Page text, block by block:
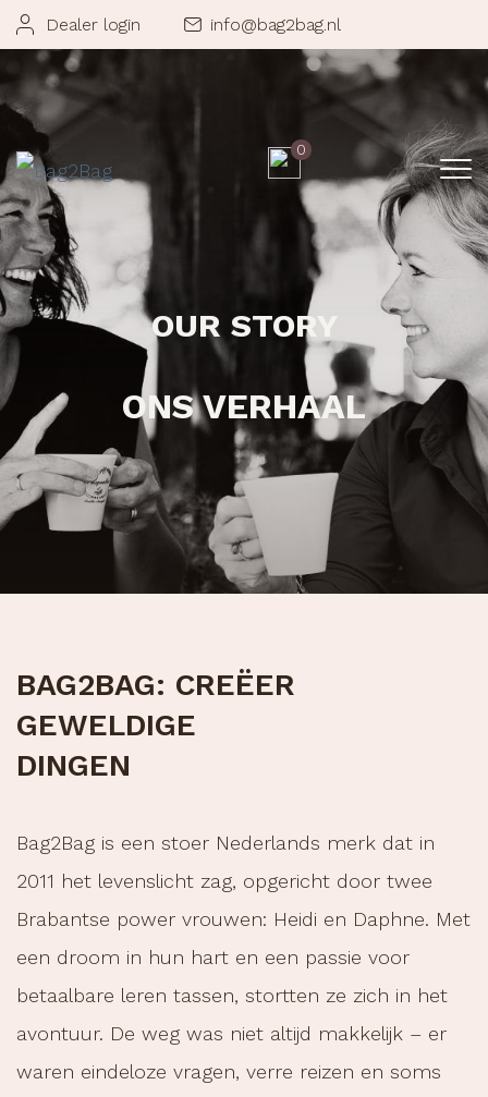
Dealer login info@bag2bag.nl
0
OUR STORY
ONS VERHAAL
BAG2BAG: CREËER
GEWELDIGE
DINGEN
Bag2Bag is een stoer Nederlands merk dat in
2011 het levenslicht zag, opgericht door twee
Brabantse power vrouwen: Heidi en Daphne. Met
een droom in hun hart en een passie voor
betaalbare leren tassen, stortten ze zich in het
avontuur. De weg was niet altijd makkelijk – er
waren eindeloze vragen, verre reizen en soms